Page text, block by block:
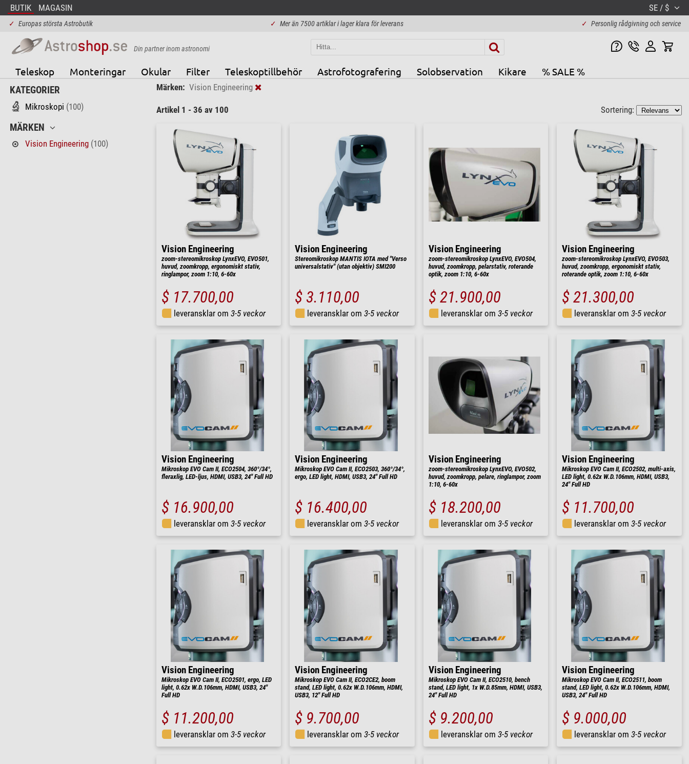
BUTIK MAGASIN SE / $
✓ Europas största Astrobutik ✓ Mer än 7500 artiklar i lager klara för leverans ✓ Personlig rådgivning och service
Din partner inom astronomi
Teleskop Monteringar Okular Filter Teleskoptillbehör Astrofotografering Solobservation Kikare % SALE %
KATEGORIER
Mikroskopi (100)
MÄRKEN
Vision Engineering (100)
Märken: Vision Engineering
Artikel 1 - 36 av 100 Sortering:
Vision Engineering
zoom-stereomikroskop LynxEVO, EVO501,
huvud, zoomkropp, ergonomiskt stativ,
ringlampor, zoom 1:10, 6-60x
$ 17.700,00
leveransklar om 3-5 veckor
Vision Engineering
Stereomikroskop MANTIS IOTA med "Verso
universalstativ" (utan objektiv) SMI200
$ 3.110,00
leveransklar om 3-5 veckor
Vision Engineering
zoom-stereomikroskop LynxEVO, EVO504,
huvud, zoomkropp, pelarstativ, roterande
optik, zoom 1:10, 6-60x
$ 21.900,00
leveransklar om 3-5 veckor
Vision Engineering
zoom-stereomikroskop LynxEVO, EVO503,
huvud, zoomkropp, ergonomiskt stativ,
roterande optik, zoom 1:10, 6-60x
$ 21.300,00
leveransklar om 3-5 veckor
Vision Engineering
Mikroskop EVO Cam II, ECO2504, 360°/34°,
fleraxlig, LED-ljus, HDMI, USB3, 24" Full HD
$ 16.900,00
leveransklar om 3-5 veckor
Vision Engineering
Mikroskop EVO Cam II, ECO2503, 360°/34°,
ergo, LED light, HDMI, USB3, 24" Full HD
$ 16.400,00
leveransklar om 3-5 veckor
Vision Engineering
zoom-stereomikroskop LynxEVO, EVO502,
huvud, zoomkropp, pelare, ringlampor, zoom
1:10, 6-60x
$ 18.200,00
leveransklar om 3-5 veckor
Vision Engineering
Mikroskop EVO Cam II, ECO2502, multi-axis,
LED light, 0.62x W.D.106mm, HDMI, USB3,
24" Full HD
$ 11.700,00
leveransklar om 3-5 veckor
Vision Engineering
Mikroskop EVO Cam II, ECO2501, ergo, LED
light, 0.62x W.D.106mm, HDMI, USB3, 24"
Full HD
$ 11.200,00
leveransklar om 3-5 veckor
Vision Engineering
Mikroskop EVO Cam II, ECO2CE2, boom
stand, LED light, 0.62x W.D.106mm, HDMI,
USB3, 12" Full HD
$ 9.700,00
leveransklar om 3-5 veckor
Vision Engineering
Mikroskop EVO Cam II, ECO2510, bench
stand, LED light, 1x W.D.85mm, HDMI, USB3,
24" Full HD
$ 9.200,00
leveransklar om 3-5 veckor
Vision Engineering
Mikroskop EVO Cam II, ECO2511, boom
stand, LED light, 0.62x W.D.106mm, HDMI,
USB3, 24" Full HD
$ 9.000,00
leveransklar om 3-5 veckor